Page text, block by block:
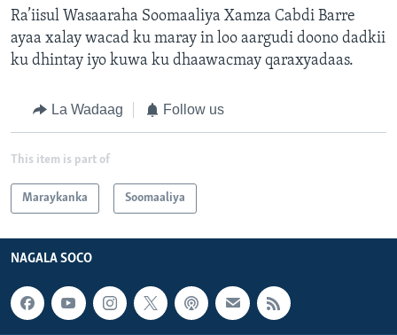
Ra’iisul Wasaaraha Soomaaliya Xamza Cabdi Barre
ayaa xalay wacad ku maray in loo aargudi doono dadkii
ku dhintay iyo kuwa ku dhaawacmay qaraxyadaas.
La Wadaag Follow us
This item is part of
Maraykanka Soomaaliya
NAGALA SOCO